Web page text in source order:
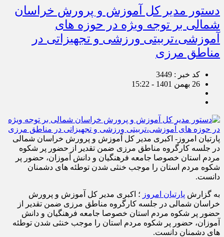
دستور مدیر کل آموزش و پرورش خراسان
شمالی بر توجه ویژه در حوزه های
آموزشی،تربیتی ورزشی و تجهیزاتی در
مناطق مرزی
کد خبر : 3449
26 بهمن 1401 - 15:22
پارتیان امروز- اکبری مدیر کل آموزش و پرورش خراسان شمالی
در جلسه کارگروه مناطق مرزی ضمن تقدیر از حضور پر شکوه
مردم استان خصوصا جامعه فرهنگیان و دانش آموزان، حضور پر
شکوه مردم استان را موجب خنثی شدن توطئه های دشمنان
دانست.
به گزارش پارتیان امروز ؛ اکبری مدیر کل آموزش و پرورش
خراسان شمالی در جلسه کارگروه مناطق مرزی ضمن تقدیر از
حضور پر شکوه مردم استان خصوصا جامعه فرهنگیان و دانش
آموزان، حضور پر شکوه مردم استان را موجب خنثی شدن توطئه
های دشمنان دانست.